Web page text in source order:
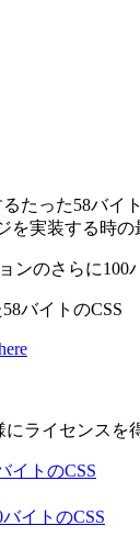
たった58バイ
を実装する時
ンのさらに100
ライセンスを
イトのCSS
イトのCSS